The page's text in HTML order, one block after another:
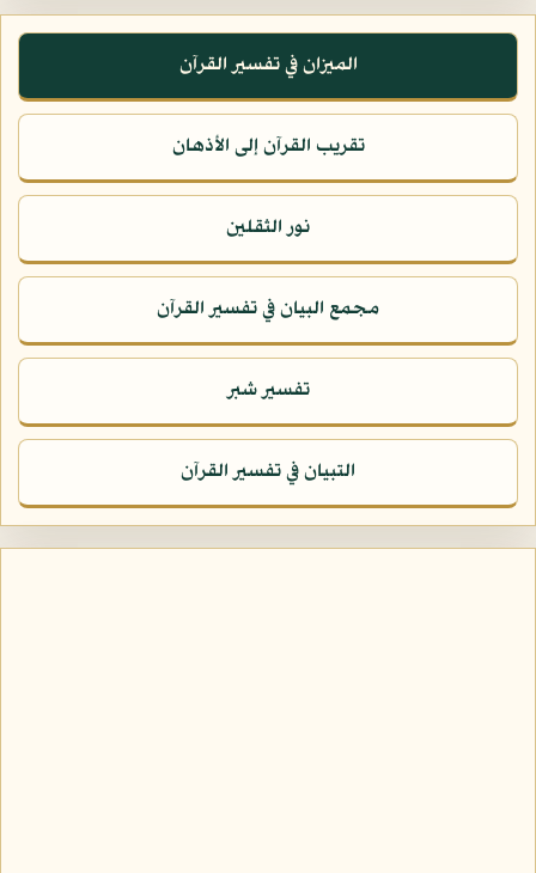
الميزان في تفسير القرآن
تقريب القرآن إلى الأذهان
نور الثقلين
مجمع البيان في تفسير القرآن
تفسير شبر
التبيان في تفسير القرآن